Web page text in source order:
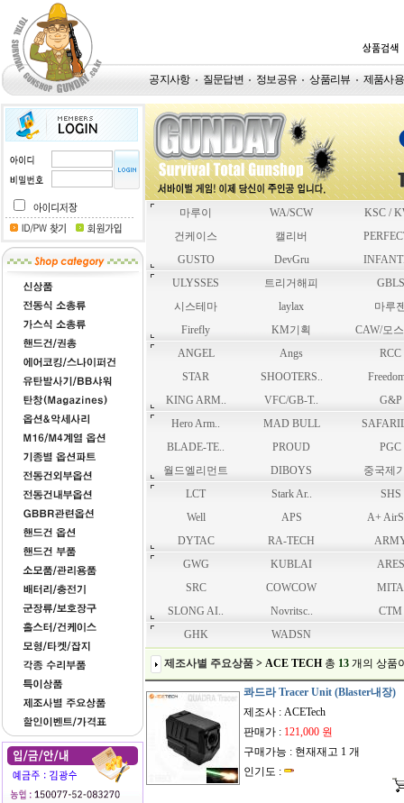
공지사항 질문답변 정보공유 상품리뷰 제품사
마루이 WA/SCW
KSC /
건케이스
캘리버
GUSTO
DevGru
ULYSSES
트리거해피
GBLS
시스테마
laylax
마루
Firefly
KM기획
CAW/모
ANGEL
Angs
RCC
STAR
SHOOTERS..
KING ARM..
VFC/GB-T..
G&P
Hero Arm..
MAD BULL
BLADE-TE..
PROUD
PGC
월드엘리먼트
DIBOYS
중국제
LCT
Stark Ar..
SHS
Well
APS
A+
DYTAC
RA-TECH
GWG
KUBLAI
ARES
SRC
COWCOW
MITA
SLONG AI..
Novritsc..
CTM
GHK
WADSN
제조사별 주요상품 > ACE TECH 총 13 개 의 상품
콰드라 Tracer Unit (Blaster내장)
제조사 : ACETech
판매가 : 121,000 원
구매가능 : 현재재고 1 개
인기도 :